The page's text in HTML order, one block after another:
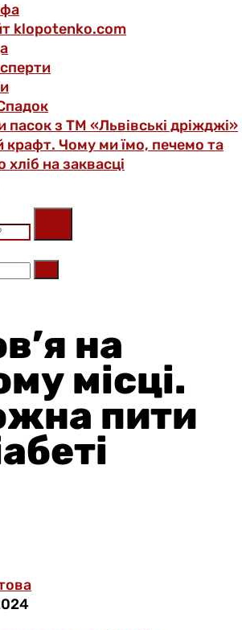
klopotenko.com
пасок з ТМ «Львівські дріжджі»
крафт. Чому ми їмо, печемо та
хліб на заквасці
на
місці.
пити